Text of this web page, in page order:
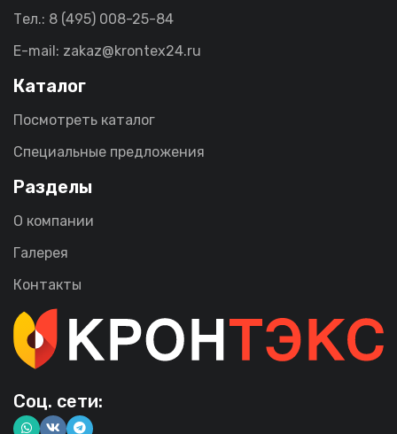
Тел.: 8 (495) 008-25-84
E-mail: zakaz@krontex24.ru
Каталог
Посмотреть каталог
Специальные предложения
Разделы
О компании
Галерея
Контакты
Соц. сети: